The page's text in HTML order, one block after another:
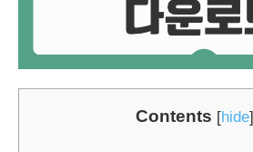
Contents [hide]